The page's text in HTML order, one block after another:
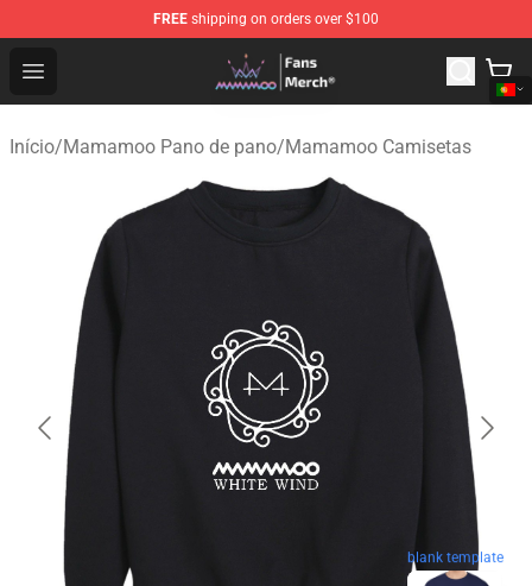
FREE shipping on orders over $100
Open menu
Mamamoo Store - Official Mamamoo Merchandise Shop
Início/Mamamoo Pano de pano/Mamamoo Camisetas
blank template